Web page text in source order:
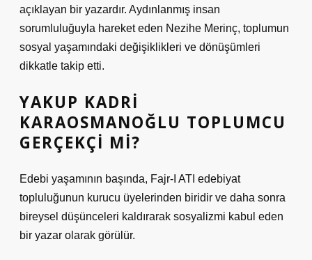
açıklayan bir yazardır. Aydınlanmış insan
sorumluluğuyla hareket eden Nezihe Merinç, toplumun
sosyal yaşamındaki değişiklikleri ve dönüşümleri
dikkatle takip etti.
YAKUP KADRI
KARAOSMANOĞLU TOPLUMCU
GERÇEKÇI MI?
Edebi yaşamının başında, Fajr-I ATI edebiyat
topluluğunun kurucu üyelerinden biridir ve daha sonra
bireysel düşünceleri kaldırarak sosyalizmi kabul eden
bir yazar olarak görülür.